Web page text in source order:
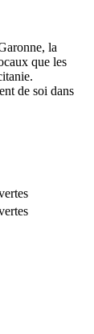
la
que les
de soi dans